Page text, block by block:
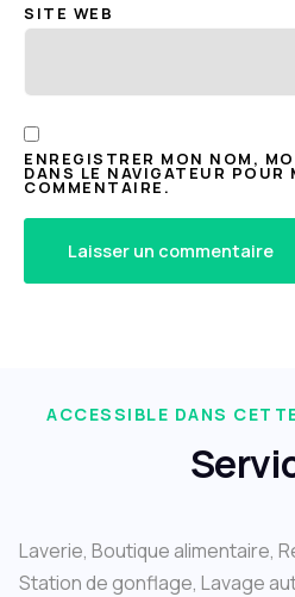
SITE WEB
ENREGISTRER MON NOM,
DANS LE NAVIGATEUR POUR
COMMENTAIRE.
ACCESSIBLE DANS
Laverie, Boutique alimentaire,
Station de gonflage, Lavage